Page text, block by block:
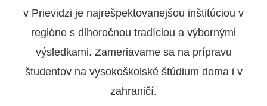
v Prievidzi je najrešpektovanejšou inštitúciou v
regióne s dlhoročnou tradíciou a výbornými
výsledkami. Zameriavame sa na prípravu
študentov na vysokoškolské štúdium doma i v
zahraničí.